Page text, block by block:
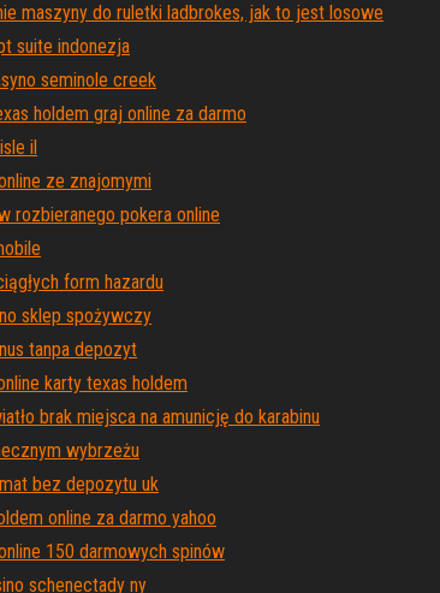
maszyny do ruletki ladbrokes, jak to jest losowe
suite indonezja
seminole creek
holdem graj online za darmo
il
ze znajomymi
rozbieranego pokera online
form hazardu
sklep spożywczy
tanpa depozyt
karty texas holdem
brak miejsca na amunicję do karabinu
wybrzeżu
bez depozytu uk
online za darmo yahoo
150 darmowych spinów
schenectady ny